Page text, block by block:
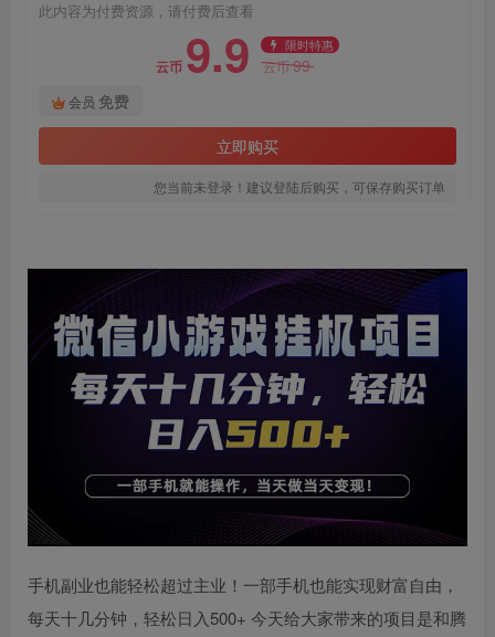
此内容为付费资源，请付费后查看
云币 9.9 限时特惠
云币99
会员 免费
立即购买
您当前未登录！建议登陆后购买，可保存购买订单
手机副业也能轻松超过主业！一部手机也能实现财富自由，
每天十几分钟，轻松日入500+ 今天给大家带来的项目是和腾